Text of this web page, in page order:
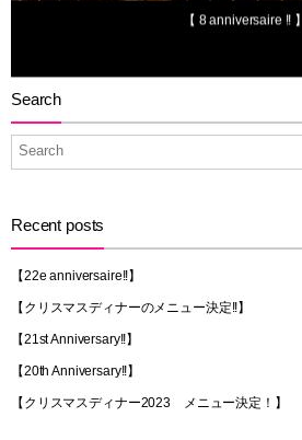
【 8 anniversaire !! 】
Search
Recent posts
【22e anniversaire!!】
【クリスマスディナーのメニュー決定!!】
【21st Anniversary!!】
【20th Anniversary!!】
【クリスマスディナー2023 メニュー決定！】